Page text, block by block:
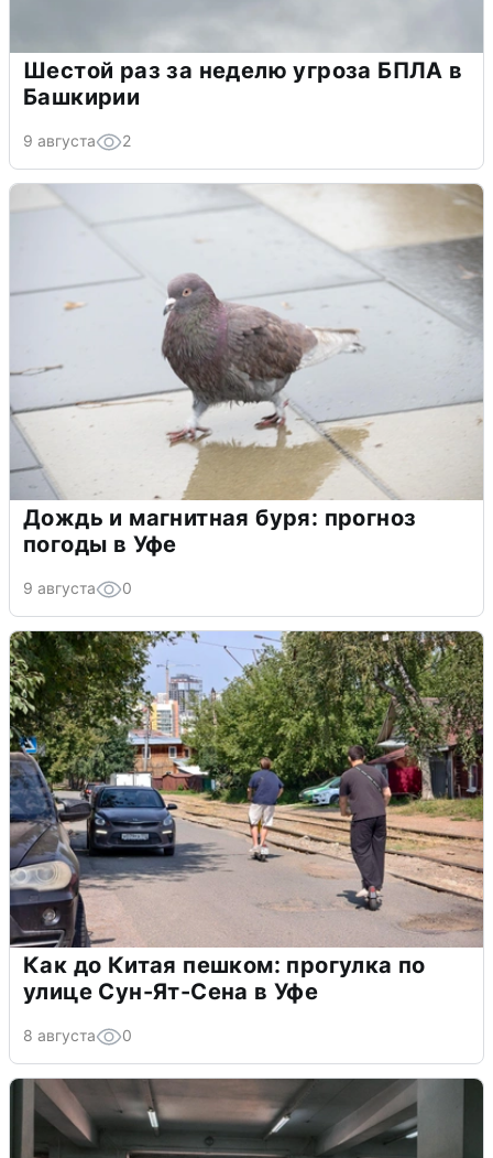
Шестой раз за неделю угроза БПЛА в
Башкирии
9 августа 2
Дождь и магнитная буря: прогноз
погоды в Уфе
9 августа 0
Как до Китая пешком: прогулка по
улице Сун-Ят-Сена в Уфе
8 августа 0